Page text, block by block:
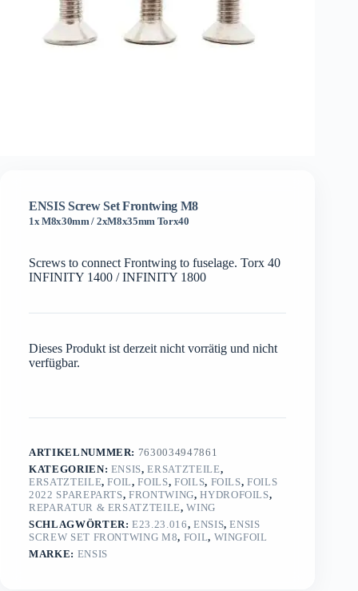
ENSIS Screw Set Frontwing M8
1x M8x30mm / 2xM8x35mm Torx40
Screws to connect Frontwing to fuselage. Torx 40
INFINITY 1400 / INFINITY 1800
Dieses Produkt ist derzeit nicht vorrätig und nicht
verfügbar.
ARTIKELNUMMER: 7630034947861
KATEGORIEN: ENSIS,ERSATZTEILE,
ERSATZTEILE,FOIL,FOILS, FOILS, FOILS,FOILS
2022 SPAREPARTS,FRONTWING,HYDROFOILS,
REPARATUR & ERSATZTEILE,WING
SCHLAGWÖRTER:E23.23.016, ENSIS,ENSIS
SCREW SET FRONTWING M8, FOIL, WINGFOIL
MARKE: ENSIS